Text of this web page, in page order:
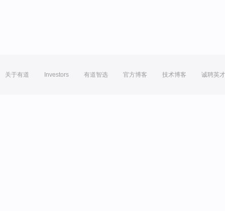
关于有道 Investors 有道智选 官方博客 技术博客 诚聘英才